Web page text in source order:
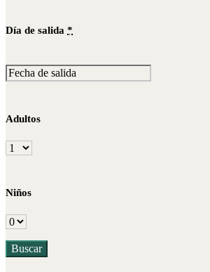
Día de salida *
Adultos
Niños